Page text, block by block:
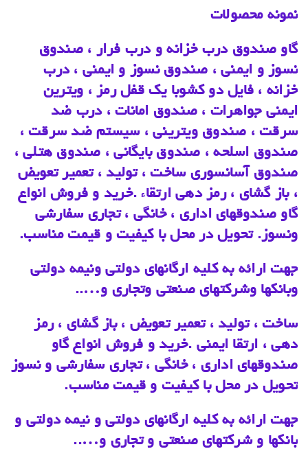
نمونه محصولات
گاو صندوق درب خزانه و درب فرار ، صندوق
نسوز و ایمنی ، صندوق نسوز و ایمنی ، درب
خزانه ، فایل دو کشوبا یک قفل رمز ، ویترین
ایمنی جواهرات ، صندوق امانات ، درب ضد
سرقت ، صندوق ویترینی ، سیستم ضد سرقت ،
صندوق اسلحه ، صندوق بایگانی ، صندوق هتلی ،
صندوق آسانسوری ساخت ، تولید ، تعمیر تعویض
، باز گشای ، رمز دهی ارتقاء .خرید و فروش انواع
گاو صندوقهای اداری ، خانگی ، تجاری سفارشی
ونسوز. تحویل در محل با کیفیت و قیمت مناسب.
جهت ارائه به کلیه ارگانهای دولتی ونیمه دولتی
وبانکها وشرکتهای صنعتی وتجاری و…..
ساخت ، تولید ، تعمیر تعویض ، باز گشای ، رمز
دهی ، ارتقا ایمنی .خرید و فروش انواع گاو
صندوقهای اداری ، خانگی ، تجاری سفارشی و نسوز
تحویل در محل با کیفیت و قیمت مناسب.
جهت ارائه به کلیه ارگانهای دولتی و نیمه دولتی و
بانکها و شرکتهای صنعتی و تجاری و…..